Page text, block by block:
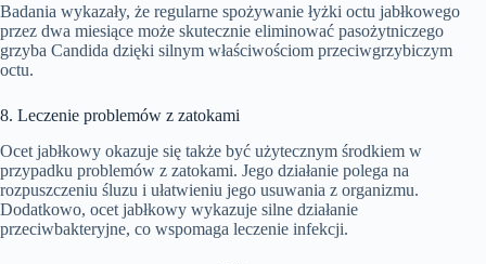
Badania wykazały, że regularne spożywanie łyżki octu jabłkowego
przez dwa miesiące może skutecznie eliminować pasożytniczego
grzyba Candida dzięki silnym właściwościom przeciwgrzybiczym
octu.
8. Leczenie problemów z zatokami
Ocet jabłkowy okazuje się także być użytecznym środkiem w
przypadku problemów z zatokami. Jego działanie polega na
rozpuszczeniu śluzu i ułatwieniu jego usuwania z organizmu.
Dodatkowo, ocet jabłkowy wykazuje silne działanie
przeciwbakteryjne, co wspomaga leczenie infekcji.